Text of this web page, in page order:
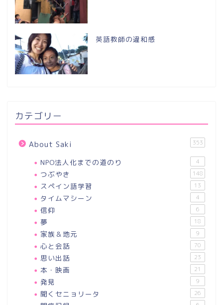
英語教師の違和感
カテゴリー
About Saki 353
NPO法人化までの道のり 4
つぶやき 148
スペイン語学習 13
タイムマシーン 4
信仰 6
夢 18
家族＆地元 9
心と会話 70
思い出話 23
本・映画 21
発見 9
聞くセニョリータ 26